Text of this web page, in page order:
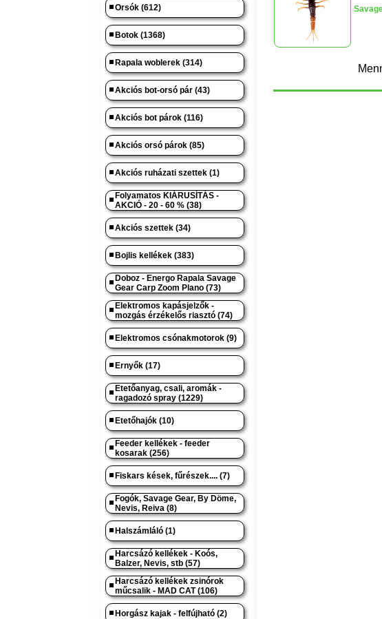
Orsók (612)
Botok (1368)
Rapala woblerek (314)
Akciós bot-orsó pár (43)
Akciós bot párok (116)
Akciós orsó párok (85)
Akciós ruházati szettek (1)
Folyamatos KIÁRUSÍTÁS -
AKCIÓ - 20 - 60 % (38)
Akciós szettek (34)
Bojlis kellékek (383)
Doboz - Energo Rapala Savage
Gear Carp Zoom Plano (73)
Elektromos kapásjelzők -
mozgás érzékelős riasztó (74)
Elektromos csónakmotorok (9)
Ernyők (17)
Etetőanyag, csali, aromák -
ragadozó spray (1229)
Etetőhajók (10)
Feeder kellékek - feeder
kosarak (256)
Fiskars kések, fűrészek.... (7)
Fogók, Savage Gear, By Döme,
Nevis, Reiva (8)
Halszámláló (1)
Harcsázó kellékek - Koós,
Balzer, Nevis, stb (57)
Harcsázó kellékek zsinórok
műcsalik - MAD CAT (106)
Horgász kajak - felfújható (2)